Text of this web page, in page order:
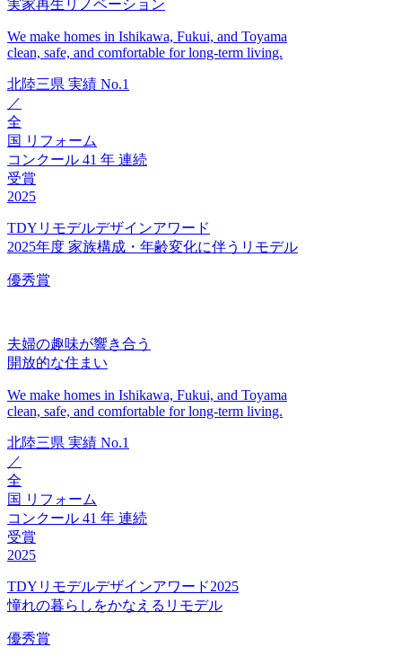
実家再生リノベーション
We make homes in Ishikawa, Fukui, and Toyama
clean, safe, and comfortable for long-term living.
北陸三県 実績 No.1
／
全
国 リフォーム
コンクール 41 年 連続
受賞
2025
TDYリモデルデザインアワード
2025年度 家族構成・年齢変化に伴うリモデル
優秀賞
夫婦の趣味が響き合う
開放的な住まい
We make homes in Ishikawa, Fukui, and Toyama
clean, safe, and comfortable for long-term living.
北陸三県 実績 No.1
／
全
国 リフォーム
コンクール 41 年 連続
受賞
2025
TDYリモデルデザインアワード2025
憧れの暮らしをかなえるリモデル
優秀賞